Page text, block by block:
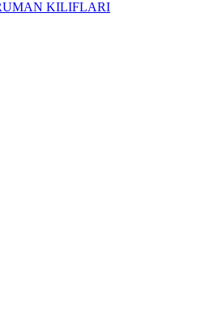
KILIFLARI